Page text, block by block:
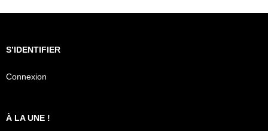
S’IDENTIFIER
Connexion
À LA UNE !